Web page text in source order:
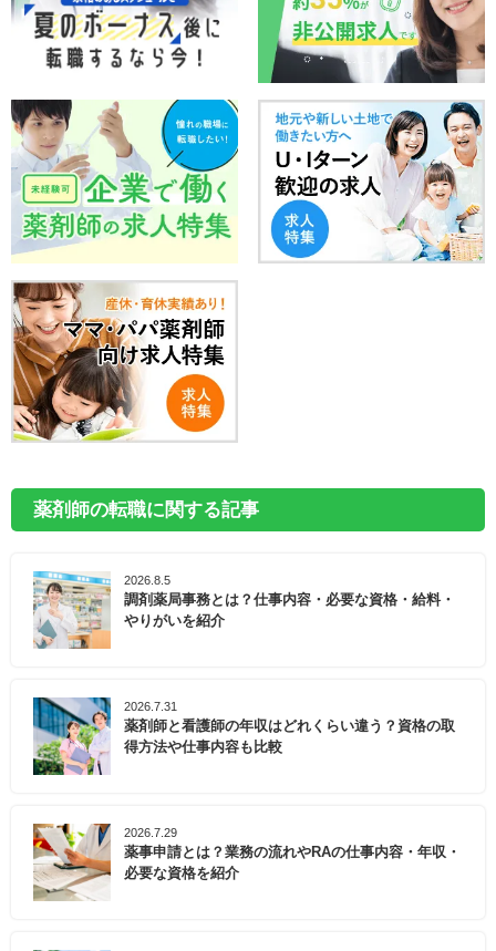
薬剤師の転職に関する記事
2026.8.5
調剤薬局事務とは？仕事内容・必要な資格・給料・
やりがいを紹介
2026.7.31
薬剤師と看護師の年収はどれくらい違う？資格の取
得方法や仕事内容も比較
2026.7.29
薬事申請とは？業務の流れやRAの仕事内容・年収・
必要な資格を紹介